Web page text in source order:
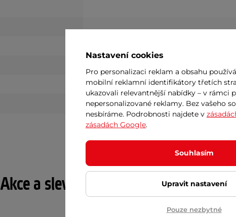
Akce a slevy na email
Akční newsletter
Nastavení cookies
Pro personalizaci reklam a obsahu
mobilní reklamní identifikátory třetích
ukazovali relevantnější nabídky – v rámci
nepersonalizované reklamy. Bez vašeho
nesbíráme. Podrobnosti najdete v
zásadách Google.
Souhlasím
Upravit nastavení
Pouze nezbytné